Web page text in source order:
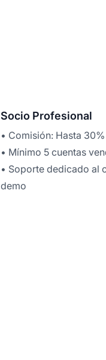
Socio Profesional
• Comisión: Hasta 30%
• Mínimo 5 cuentas
• Soporte dedicado al
demo